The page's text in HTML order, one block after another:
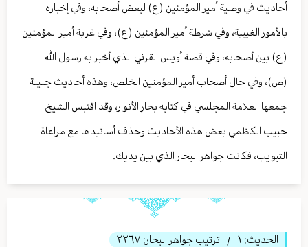
أحاديث في وصية أمير المؤمنين (ع) لبعض أصحابه، وفي إخباره
بالأمور الغيبية، وفي شرطة أمير المؤمنين (ع)، وفي غربة أمير المؤمنين
(ع) بين أصحابه، وفي قصة أويس القرني الذي أخبر به رسول الله
(ص)، وفي حال أصحاب أمير المؤمنين الخلص، وهذه أحاديث جليلة
جمعها العلامة المجلسي في كتابه بحار الأنوار، وقد اقتبس الشيخ
حبيب الكاظمي بعض هذه الأحاديث وحذف أسانيدها مع مراعاة
التبويب، فكانت جواهر البحار الذي بين يديك.
الحديث: ١ / ترتيب جواهر البحار: ٢٢٦٧